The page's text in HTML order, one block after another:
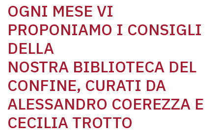
OGNI MESE VI
PROPONIAMO I CONSIGLI
DELLA
NOSTRA BIBLIOTECA DEL
CONFINE, CURATI DA
ALESSANDRO COEREZZA E
CECILIA TROTTO